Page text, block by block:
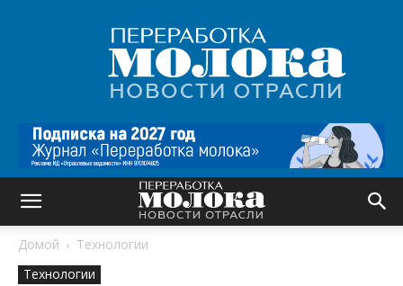
Переработка
молока
|
Новости
Домой
Технологии
Технологии